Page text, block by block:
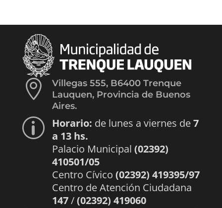

Villegas 555, B6400 Trenque
Lauquen, Provincia de Buenos
Aires.
p Horario: de lunes a viernes de7
a 13 hs.
Palacio Municipal (02392)
410501/05
Centro Cívico (02392) 419395/97
Centro de Atención Ciudadana
147/(02392) 419060